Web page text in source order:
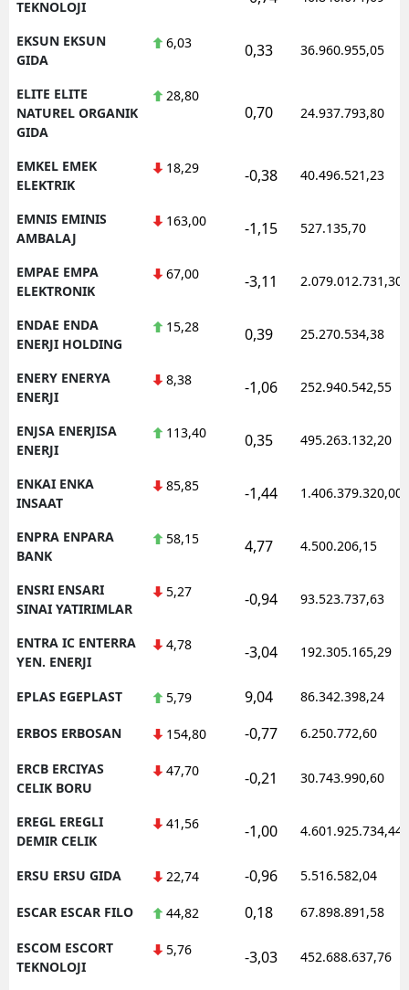
TEKNOLOJI
EKSUN EKSUN
GIDA
6,03 0,33 36.960.955,05
ELITE ELITE
NATUREL ORGANIK
GIDA
28,80
0,70 24.937.793,80
EMKEL EMEK
ELEKTRIK
18,29 -0,38 40.496.521,23
EMNIS EMINIS
AMBALAJ
163,00 -1,15 527.135,70
EMPAE EMPA
ELEKTRONIK
67,00 -3,11 2.079.012.731,30
ENDAE ENDA
ENERJI HOLDING
15,28 0,39 25.270.534,38
ENERY ENERYA
ENERJI
8,38 -1,06 252.940.542,55
ENJSA ENERJISA
ENERJI
113,40 0,35 495.263.132,20
ENKAI ENKA
INSAAT
85,85 -1,44 1.406.379.320,00
ENPRA ENPARA
BANK
58,15 4,77 4.500.206,15
ENSRI ENSARI
SINAI YATIRIMLAR
5,27 -0,94 93.523.737,63
ENTRA IC ENTERRA
YEN. ENERJI
4,78 -3,04 192.305.165,29
EPLAS EGEPLAST 5,79 9,04 86.342.398,24
ERBOS ERBOSAN 154,80 -0,77 6.250.772,60
ERCB ERCIYAS
CELIK BORU
47,70 -0,21 30.743.990,60
EREGL EREGLI
DEMIR CELIK
41,56 -1,00 4.601.925.734,44
ERSU ERSU GIDA 22,74 -0,96 5.516.582,04
ESCAR ESCAR FILO 44,82 0,18 67.898.891,58
ESCOM ESCORT
TEKNOLOJI
5,76 -3,03 452.688.637,76